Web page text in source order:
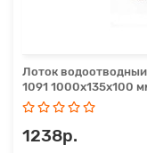
Лоток
1091 1000х135х100
1238р.